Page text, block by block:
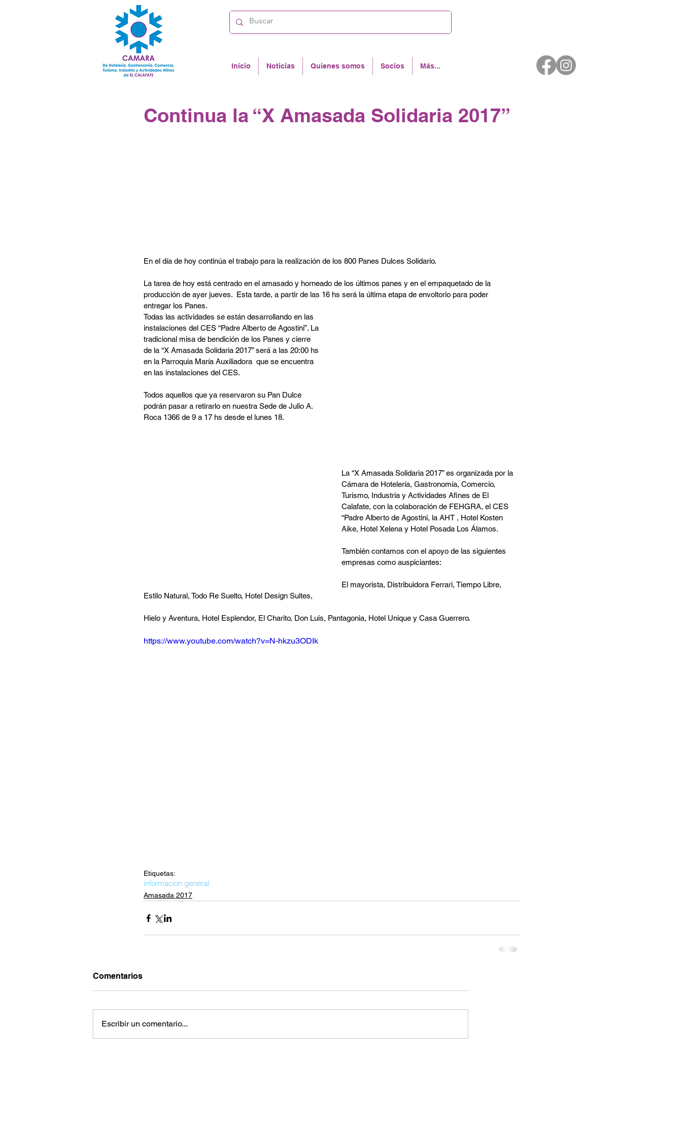
Inicio Noticias Quienes somos Socios Más...
Continua la “X Amasada Solidaria 2017”
En el día de hoy continúa el trabajo para la realización de los 800 Panes Dulces Solidario.
La tarea de hoy está centrado en el amasado y horneado de los últimos panes y en el empaquetado de la
producción de ayer jueves.  Esta tarde, a partir de las 16 hs será la última etapa de envoltorio para poder
entregar los Panes.
Todas las actividades se están desarrollando en las
instalaciones del CES “Padre Alberto de Agostini”. La
tradicional misa de bendición de los Panes y cierre
de la “X Amasada Solidaria 2017” será a las 20:00 hs
en la Parroquia María Auxiliadora  que se encuentra
en las instalaciones del CES.
Todos aquellos que ya reservaron su Pan Dulce
podrán pasar a retirarlo en nuestra Sede de Julio A.
Roca 1366 de 9 a 17 hs desde el lunes 18.
La “X Amasada Solidaria 2017” es organizada por la
Cámara de Hotelería, Gastronomía, Comercio,
Turismo, Industria y Actividades Afines de El
Calafate, con la colaboración de FEHGRA, el CES
“Padre Alberto de Agostini, la AHT , Hotel Kosten
Aike, Hotel Xelena y Hotel Posada Los Álamos.
También contamos con el apoyo de las siguientes
empresas como auspiciantes:
El mayorista, Distribuidora Ferrari, Tiempo Libre,
Estilo Natural, Todo Re Suelto, Hotel Design Suites,
Hielo y Aventura, Hotel Esplendor, El Charito, Don Luis, Pantagonia, Hotel Unique y Casa Guerrero.
https://www.youtube.com/watch?v=N-hkzu3ODIk
Etiquetas:
informacion general
Amasada 2017
Comentarios
Escribir un comentario...